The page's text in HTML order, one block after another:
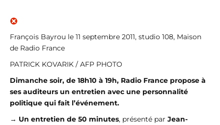
François Bayrou le 11 septembre 2011, studio 108, Maison
de Radio France
PATRICK KOVARIK / AFP PHOTO
Dimanche soir, de 18h10 à 19h, Radio France propose à
ses auditeurs un entretien avec une personnalité
politique qui fait l’événement.
→ Un entretien de 50 minutes, présenté par Jean-